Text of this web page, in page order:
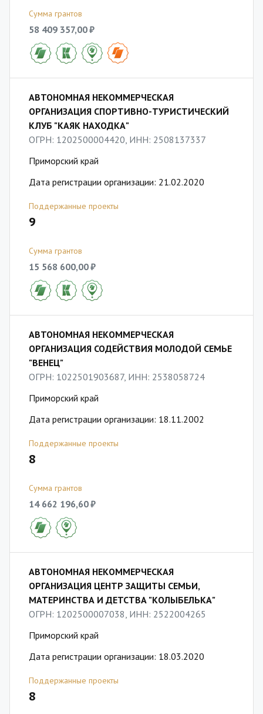
Сумма грантов
58 409 357,00 ₽
АВТОНОМНАЯ НЕКОММЕРЧЕСКАЯ
ОРГАНИЗАЦИЯ СПОРТИВНО-ТУРИСТИЧЕСКИЙ
КЛУБ "КАЯК НАХОДКА"
ОГРН: 1202500004420, ИНН: 2508137337
Приморский край
Дата регистрации организации: 21.02.2020
Поддержанные проекты
9
Сумма грантов
15 568 600,00 ₽
АВТОНОМНАЯ НЕКОММЕРЧЕСКАЯ
ОРГАНИЗАЦИЯ СОДЕЙСТВИЯ МОЛОДОЙ СЕМЬЕ
"ВЕНЕЦ"
ОГРН: 1022501903687, ИНН: 2538058724
Приморский край
Дата регистрации организации: 18.11.2002
Поддержанные проекты
8
Сумма грантов
14 662 196,60 ₽
АВТОНОМНАЯ НЕКОММЕРЧЕСКАЯ
ОРГАНИЗАЦИЯ ЦЕНТР ЗАЩИТЫ СЕМЬИ,
МАТЕРИНСТВА И ДЕТСТВА "КОЛЫБЕЛЬКА"
ОГРН: 1202500007038, ИНН: 2522004265
Приморский край
Дата регистрации организации: 18.03.2020
Поддержанные проекты
8